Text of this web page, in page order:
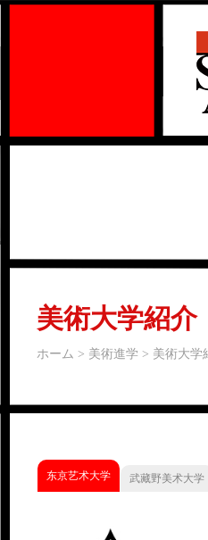
美術大学紹介
ホーム > 美術進学 > 美術大学
东京艺术大学 武藏野美术大学